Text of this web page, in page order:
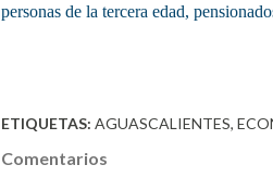
personas de la tercera edad,
ETIQUETAS: AGUASCALIENTES
Comentarios